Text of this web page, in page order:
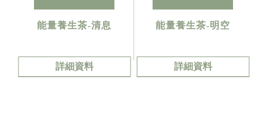
能量養生茶-清息
詳細資料
能量養生茶-明空
詳細資料